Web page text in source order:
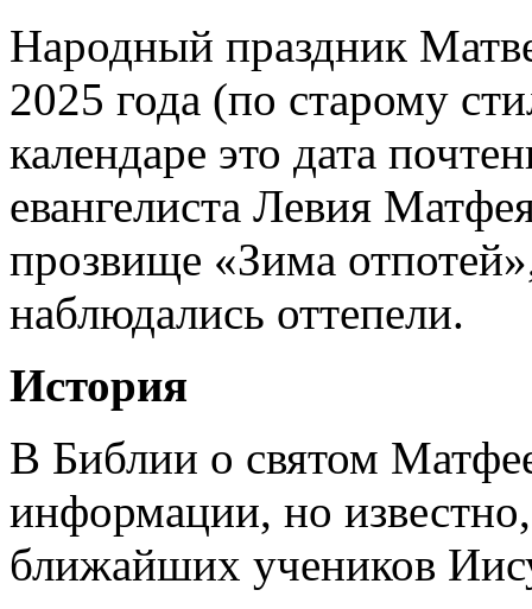
Народный праздник
2025 года (по старому
календаре это дата
евангелиста Левия
прозвище «Зима
наблюдались оттепели.
История
В Библии о святом
информации, но
ближайших учеников